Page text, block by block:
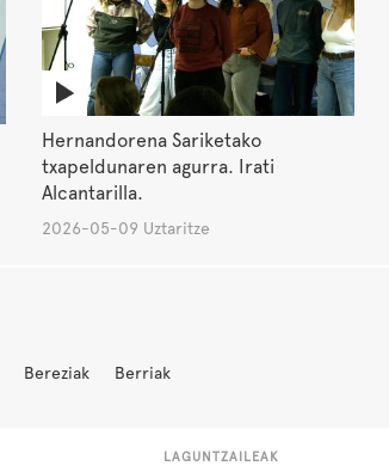
Hernandorena Sariketako
txapeldunaren agurra. Irati
Alcantarilla.
2026-05-09 Uztaritze
Bereziak Berriak
LAGUNTZAILEAK